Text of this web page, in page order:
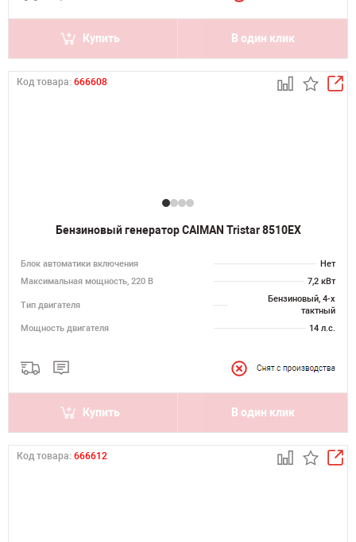
Купить В один клик
Код товара: 666608
Бензиновый генератор CAIMAN Tristar 8510EX
Блок автоматики включения
Нет
Максимальная мощность, 220 В
7,2 кВт
Тип двигателя
Бензиновый, 4-х
тактный
Мощность двигателя
14 л.с.
Купить В один клик
Код товара: 666612